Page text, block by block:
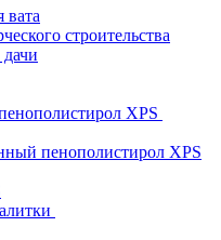
вата
строительства
XPS
пенополистирол XPS